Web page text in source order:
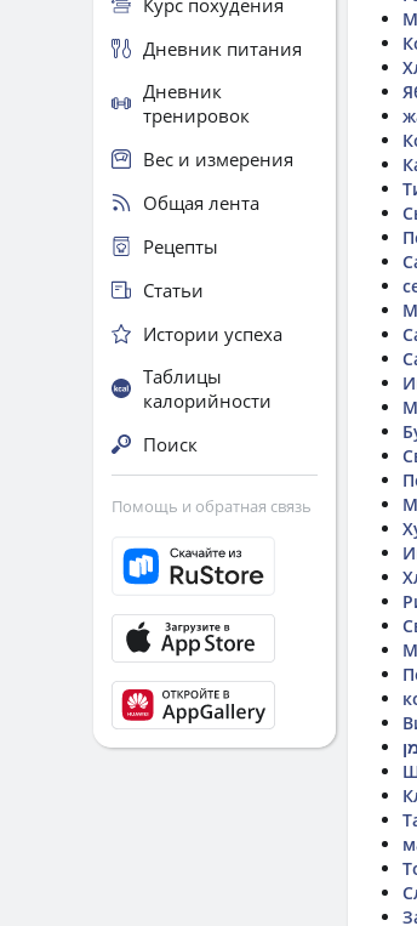
Дневник питания
Дневник
тренировок
Вес и измерения
Общая лента
Рецепты
Статьи
Истории успеха
Таблицы
калорийности
Поиск
Помощь и обратная связь